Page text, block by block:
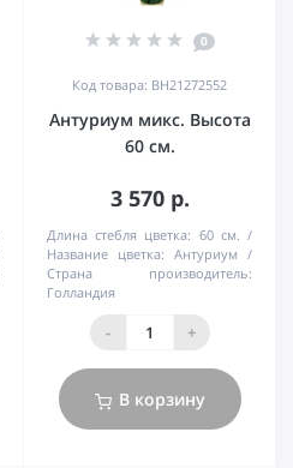
0
Код товара: BH21272552
Антуриум микс. Высота
60 см.
3 570 р.
Длина стебля цветка: 60 см.
Название цветка: Антуриум
Страна производитель:
Голландия
- +
В корзину